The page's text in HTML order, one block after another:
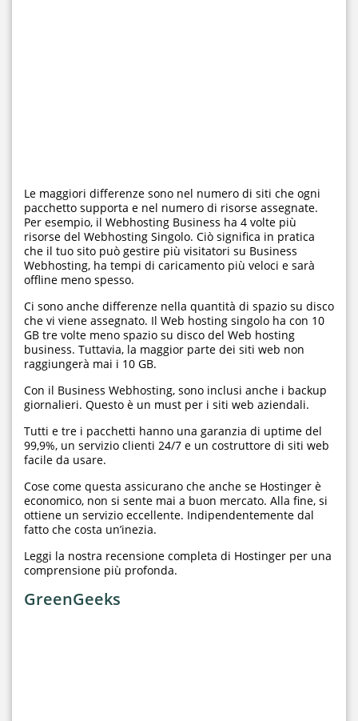
Le maggiori differenze sono nel numero di siti che ogni
pacchetto supporta e nel numero di risorse assegnate.
Per esempio, il Webhosting Business ha 4 volte più
risorse del Webhosting Singolo. Ciò significa in pratica
che il tuo sito può gestire più visitatori su Business
Webhosting, ha tempi di caricamento più veloci e sarà
offline meno spesso.
Ci sono anche differenze nella quantità di spazio su disco
che vi viene assegnato. Il Web hosting singolo ha con 10
GB tre volte meno spazio su disco del Web hosting
business. Tuttavia, la maggior parte dei siti web non
raggiungerà mai i 10 GB.
Con il Business Webhosting, sono inclusi anche i backup
giornalieri. Questo è un must per i siti web aziendali.
Tutti e tre i pacchetti hanno una garanzia di uptime del
99,9%, un servizio clienti 24/7 e un costruttore di siti web
facile da usare.
Cose come questa assicurano che anche se Hostinger è
economico, non si sente mai a buon mercato. Alla fine, si
ottiene un servizio eccellente. Indipendentemente dal
fatto che costa un’inezia.
Leggi la nostra recensione completa di Hostinger per una
comprensione più profonda.
GreenGeeks